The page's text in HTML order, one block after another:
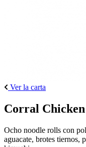
Ver la carta
Corral
Ocho noodle rolls con
aguacate, brotes tiernos,